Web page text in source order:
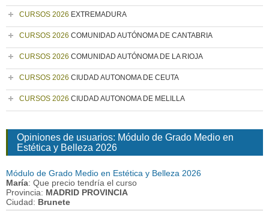
CURSOS 2026 EXTREMADURA
CURSOS 2026 COMUNIDAD AUTÓNOMA DE CANTABRIA
CURSOS 2026 COMUNIDAD AUTÓNOMA DE LA RIOJA
CURSOS 2026 CIUDAD AUTONOMA DE CEUTA
CURSOS 2026 CIUDAD AUTONOMA DE MELILLA
Opiniones de usuarios: Módulo de Grado Medio en
Estética y Belleza 2026
Módulo de Grado Medio en Estética y Belleza 2026
María: Que precio tendría el curso
Provincia: MADRID PROVINCIA
Ciudad: Brunete